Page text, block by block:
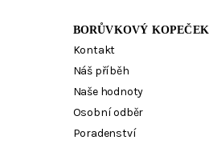
BORŮVKOVÝ KOPEČEK
Kontakt
Náš příběh
Naše hodnoty
Osobní odběr
Poradenství